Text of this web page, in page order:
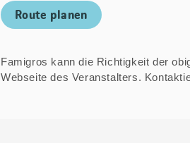
Route planen
Famigros kann die Richtigkeit der
Webseite des Veranstalters.